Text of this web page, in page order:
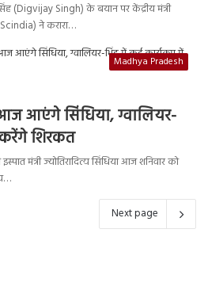
(Digvijay Singh) के बयान पर केंद्रीय मंत्री
Scindia) ने करारा…
Madhya Pradesh
आएंगे सिंधिया, ग्वालियर-
शिरकत
मंत्री ज्योतिरादित्य सिंधिया आज शनिवार को
Next page